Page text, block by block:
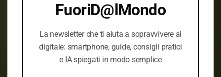
FuoriD@lMondo
La newsletter che ti aiuta a sopravvivere al
digitale: smartphone, guide, consigli pratici
e IA spiegati in modo semplice